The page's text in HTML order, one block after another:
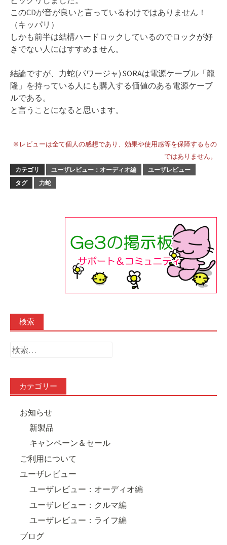
このCDが音が良いと言っているわけではありません！
（キッパリ）
しかも前半は結構ハードロックしているのでロックが好
きでない人にはすすめません。
結論ですが、力蛇(パワージャ) SORAは電源ケーブル「龍
隆」を持っている人にも購入する価値のある電源ケーブ
ルである。
と言うことになると思います。
※レビューは全て個人の感想であり、効果や使用感等を保障するもの
ではありません。
カテゴリ ユーザレビュー：オーディオ編
ユーザレビュー
タグ
力蛇
検索
検
カテゴリー
お知らせ
新製品
キャンペーン＆セール
ご利用について
ユーザレビュー
ユーザレビュー：オーディオ編
ユーザレビュー：クルマ編
ユーザレビュー：ライフ編
ブログ